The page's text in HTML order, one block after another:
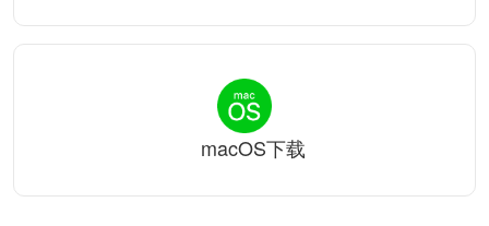
macOS下载